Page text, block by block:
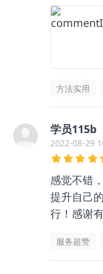
架清晰了很
方法实用
学员115b
2022-08-29
感觉不错
提升自己
行！感谢
服务超赞